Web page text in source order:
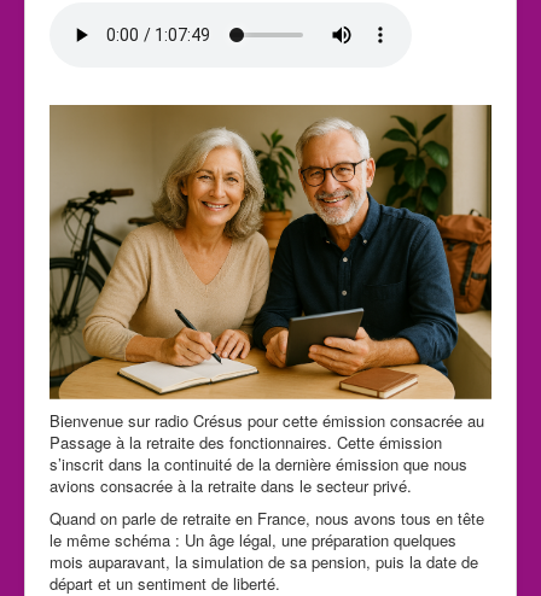
Bienvenue sur radio Crésus pour cette émission consacrée au
Passage à la retraite des fonctionnaires. Cette émission
s’inscrit dans la continuité de la dernière émission que nous
avions consacrée à la retraite dans le secteur privé.
Quand on parle de retraite en France, nous avons tous en tête
le même schéma : Un âge légal, une préparation quelques
mois auparavant, la simulation de sa pension, puis la date de
départ et un sentiment de liberté.